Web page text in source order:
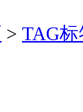
> TAG